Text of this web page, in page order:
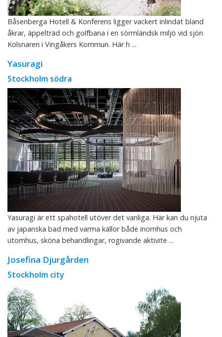
Båsenberga Hotell & Konferens ligger vackert inlindat bland
åkrar, äppelträd och golfbana i en sörmländsk miljö vid sjön
Kolsnaren i Vingåkers Kommun. Här h ...
Yasuragi
Stockholm södra
Yasuragi är ett spahotell utöver det vanliga. Här kan du njuta
av japanska bad med varma källor både inomhus och
utomhus, sköna behandlingar, rogivande aktivite ...
Josefina Djurgården
Stockholm city